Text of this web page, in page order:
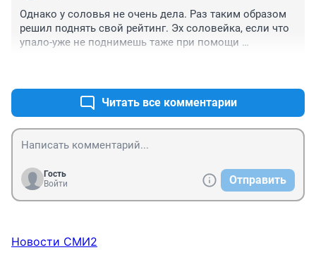
Однако у соловья не очень дела. Раз таким образом
решил поднять свой рейтинг. Эх соловейка, если что
упало-уже не поднимешь таже при помощи
Читать все комментарии
Гость
Войти
Отправить
Новости СМИ2